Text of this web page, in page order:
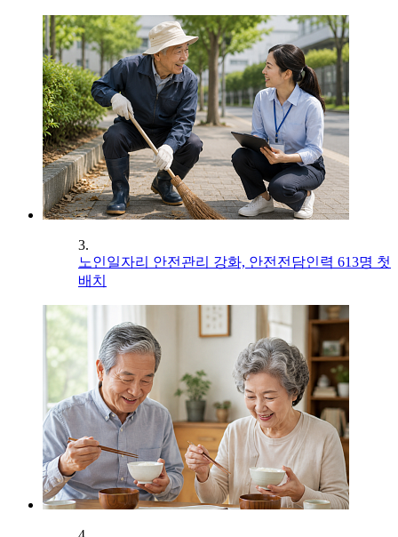
3.
노인일자리 안전관리 강화, 안전전담인력 613명 첫
배치